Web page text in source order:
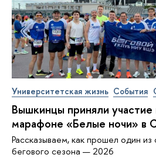
Университетская жизнь События
Вышкинцы приняли участие
марафоне «Белые ночи» в
Рассказываем, как прошел один
бегового сезона — 2026